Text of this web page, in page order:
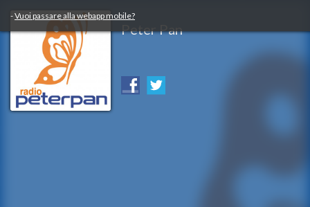
-Vuoi passare alla webapp mobile?
Peter Pan